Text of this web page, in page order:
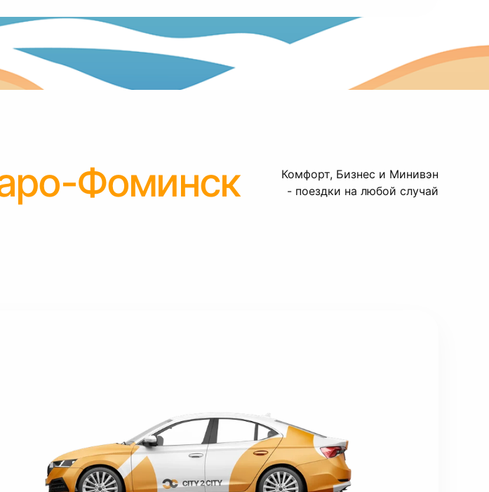
Фоминск
Комфорт, Бизнес и Минивэн
- поездки на любой случай